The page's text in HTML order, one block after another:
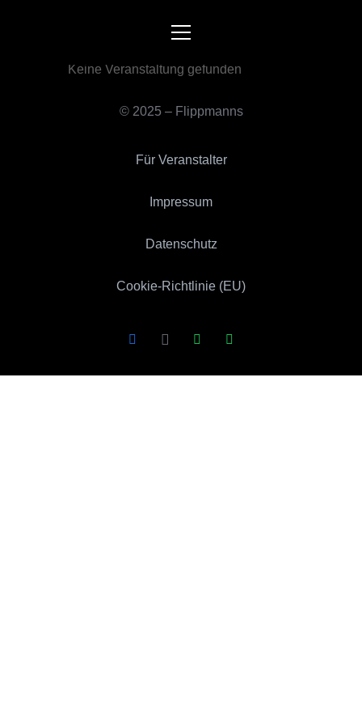
FESTZELT
Keine Veranstaltung gefunden
© 2025 – Flippmanns
Für Veranstalter
Impressum
Datenschutz
Cookie-Richtlinie (EU)